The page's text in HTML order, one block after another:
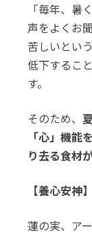
「毎年、暑
声をよくお
苦しいとい
低下するこ
す。
そのため、
「心」機能
り去る食材
【養心安神】
蓮の実、ア